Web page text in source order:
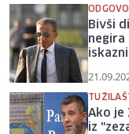
Bivši
negira
Ako je
iz